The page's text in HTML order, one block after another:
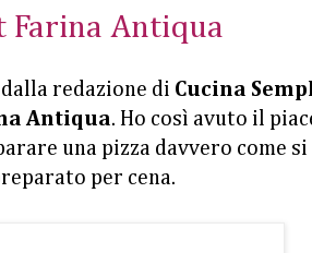
Farina Antiqua
redazione di Cucina
Antiqua. Ho così avuto il
una pizza davvero come si
per cena.